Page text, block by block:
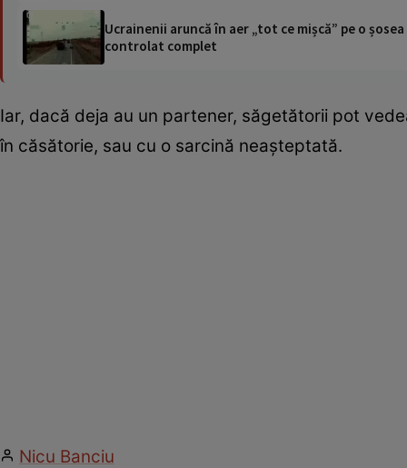
Ucrainenii aruncă în aer „tot ce mișcă” pe o
controlat complet
Iar, dacă deja au un partener, săgetătorii pot
în căsătorie, sau cu o sarcină neașteptată.
Nicu Banciu